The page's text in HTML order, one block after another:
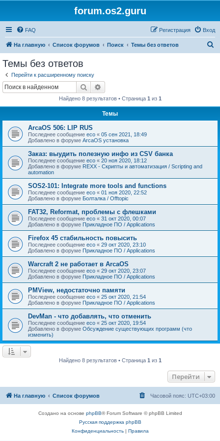
forum.os2.guru
FAQ Вход
Регистрация
На главную Список форумов Поиск Темы без ответов
Темы без ответов
Перейти к расширенному поиску
Поиск
Найдено 8 результатов • Страница 1 из 1
Темы
ArcaOS 506: LIP RUS
Последнее сообщение eco « 05 сен 2021, 18:49
Добавлено в форуме ArcaOS установка
Заказ: выудить полезную инфо из CSV банка
Последнее сообщение eco « 20 ноя 2020, 18:12
Добавлено в форуме REXX - Скрипты и автоматизация / Scripting and
automation
SOS2-101: Integrate more tools and functions
Последнее сообщение eco « 01 ноя 2020, 22:52
Добавлено в форуме Болталка / Offtopic
FAT32, Reformat, проблемы с флешками
Последнее сообщение eco « 31 окт 2020, 00:07
Добавлено в форуме Прикладное ПО / Applications
Firefox 45 стабильность повысить
Последнее сообщение eco « 29 окт 2020, 23:10
Добавлено в форуме Прикладное ПО / Applications
Warcraft 2 не работает в ArcaOS
Последнее сообщение eco « 29 окт 2020, 23:07
Добавлено в форуме Прикладное ПО / Applications
PMView, недостаточно памяти
Последнее сообщение eco « 25 окт 2020, 21:54
Добавлено в форуме Прикладное ПО / Applications
DevMan - что добавлять, что отменить
Последнее сообщение eco « 25 окт 2020, 19:54
Добавлено в форуме Обсуждение существующих программ (что
изменить)
Найдено 8 результатов • Страница 1 из 1
Перейти
На главную Список форумов Часовой пояс: UTC+03:00
Создано на основе phpBB® Forum Software © phpBB Limited
Русская поддержка phpBB
Конфиденциальность| Правила